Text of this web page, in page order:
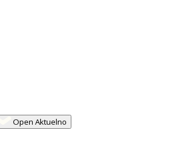
Open Aktuelno